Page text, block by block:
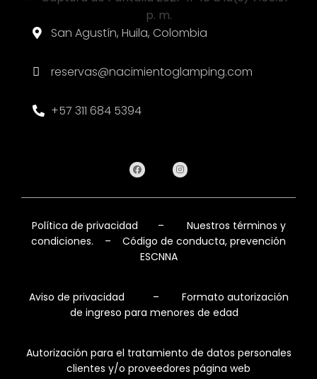
San Agustín, Huila, Colombia
reservas@nacimientoglamping.com
+57 311 684 5394
Política de privacidad – Nuestros términos y
condiciones. –
Código de conducta, prevención
ESCNNA
Aviso de privacidad – Formato autorización
de ingreso para menores de edad
Autorización para el tratamiento de datos personales
clientes y/o proveedores página web